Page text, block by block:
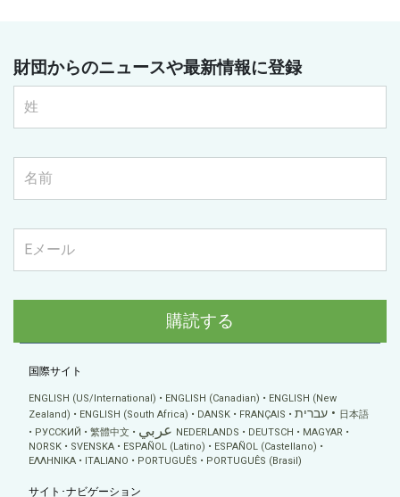
財団からのニュースや最新情報に登録
購読する
国際サイト
ENGLISH (US/International) ENGLISH (Canadian)
ENGLISH (New
Zealand)
ENGLISH (South Africa) DANSK FRANÇAIS עברית
日本語
РУССКИЙ
繁體中文 عربي NEDERLANDS DEUTSCH
MAGYAR
NORSK
SVENSKA ESPAÑOL (Latino)
ESPAÑOL (Castellano)
ΕΛΛΗΝΙΚA
ITALIANO PORTUGUÊS PORTUGUÊS (Brasil)
サイト･ナビゲーション